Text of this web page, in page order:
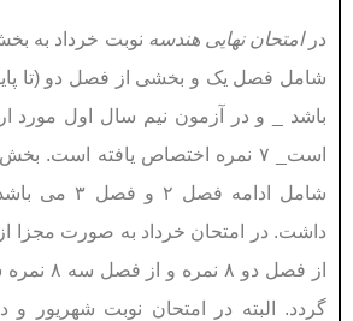
در امتحان نهایی هندسه نوبت خرداد به
باشد _ و در آزمون نیم سال اول مورد
است_ ۷ نمره اختصاص یافته است.
از فصل دو